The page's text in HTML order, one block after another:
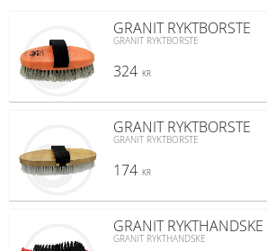
GRANIT RYKTBORSTE
GRANIT RYKTBORSTE
324 KR
GRANIT RYKTBORSTE
GRANIT RYKTBORSTE
174 KR
GRANIT RYKTHANDSKE
GRANIT RYKTHANDSKE